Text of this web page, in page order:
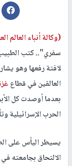
(وكالة أنباء العالم
سفري".. كتب
لافتة رفعها وهو
العالقين في قطاع
بعدما أوصدت كل
الحرب الإسرائيلية
الالتحاق بجامعته